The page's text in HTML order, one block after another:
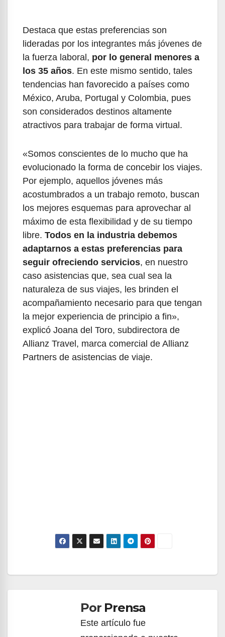
Destaca que estas preferencias son
lideradas por los integrantes más jóvenes de
la fuerza laboral, por lo general menores a
los 35 años. En este mismo sentido, tales
tendencias han favorecido a países como
México, Aruba, Portugal y Colombia, pues
son considerados destinos altamente
atractivos para trabajar de forma virtual.
«Somos conscientes de lo mucho que ha
evolucionado la forma de concebir los viajes.
Por ejemplo, aquellos jóvenes más
acostumbrados a un trabajo remoto, buscan
los mejores esquemas para aprovechar al
máximo de esta flexibilidad y de su tiempo
libre. Todos en la industria debemos
adaptarnos a estas preferencias para
seguir ofreciendo servicios, en nuestro
caso asistencias que, sea cual sea la
naturaleza de sus viajes, les brinden el
acompañamiento necesario para que tengan
la mejor experiencia de principio a fin»,
explicó Joana del Toro, subdirectora de
Allianz Travel, marca comercial de Allianz
Partners de asistencias de viaje.
Navegación
entradasPor Prensa
Este artículo fue